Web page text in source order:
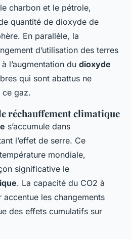
charbon et le pétrole,
quantité de dioxyde de
En parallèle, la
d’utilisation des terres
l’augmentation du dioxyde
qui sont abattus ne
ce gaz.
réchauffement climatique
s’accumule dans
l’effet de serre. Ce
mondiale,
significative le
. La capacité du CO2 à
les changements
des effets cumulatifs sur